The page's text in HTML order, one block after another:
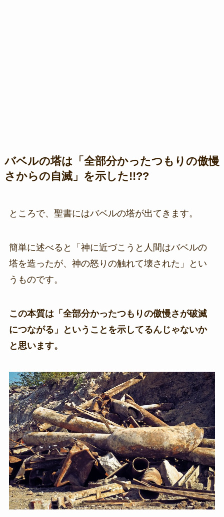
バベルの塔は「全部分かったつもりの傲慢
さからの自滅」を示した!!??
ところで、聖書にはバベルの塔が出てきます。
簡単に述べると「神に近づこうと人間はバベルの
塔を造ったが、神の怒りの触れて壊された」とい
うものです。
この本質は「全部分かったつもりの傲慢さが破滅
につながる」ということを示してるんじゃないか
と思います。